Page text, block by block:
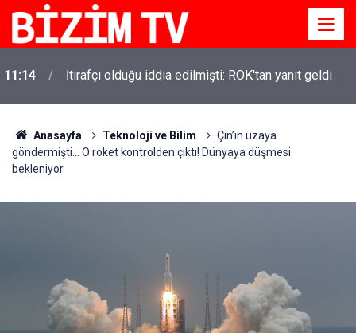
11:14 İtirafçı olduğu iddia edilmişti: ROK'tan yanıt geldi
Anasayfa Teknoloji ve Bilim
Çin’in uzaya
göndermişti... O roket kontrolden çıktı! Dünyaya düşmesi
bekleniyor